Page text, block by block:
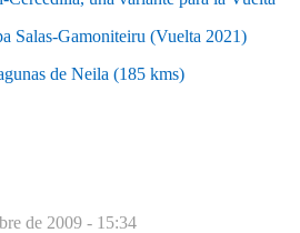
Salas-Gamoniteiru (Vuelta 2021)
de Neila (185 kms)
de 2009 - 15:34